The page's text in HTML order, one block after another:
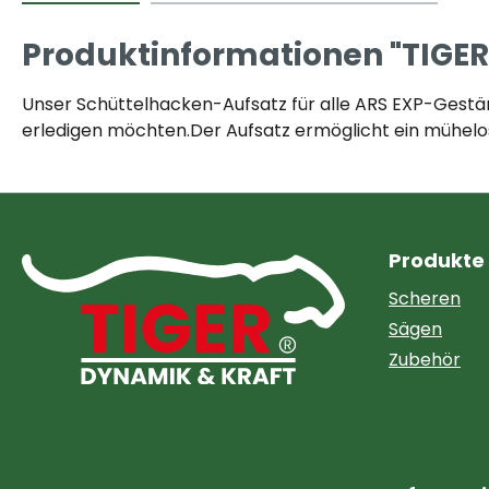
Produktinformationen
Unser Schüttelhacken-Aufsatz für alle ARS EXP-
erledigen möchten.Der Aufsatz ermöglicht ein
Produkte
Scheren
Sägen
Zubehör